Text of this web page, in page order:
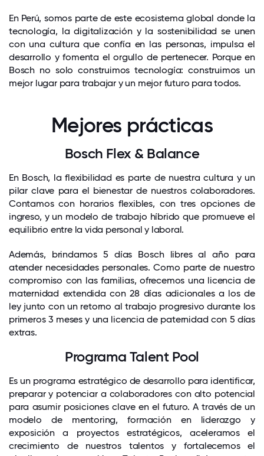
En Perú, somos parte de este ecosistema global donde la
tecnología, la digitalización y la sostenibilidad se unen
con una cultura que confía en las personas, impulsa el
desarrollo y fomenta el orgullo de pertenecer. Porque en
Bosch no solo construimos tecnología: construimos un
mejor lugar para trabajar y un mejor futuro para todos.
Mejores prácticas
Bosch Flex & Balance
En Bosch, la flexibilidad es parte de nuestra cultura y un
pilar clave para el bienestar de nuestros colaboradores.
Contamos con horarios flexibles, con tres opciones de
ingreso, y un modelo de trabajo híbrido que promueve el
equilibrio entre la vida personal y laboral.
Además, brindamos 5 días Bosch libres al año para
atender necesidades personales. Como parte de nuestro
compromiso con las familias, ofrecemos una licencia de
maternidad extendida con 28 días adicionales a los de
ley junto con un retorno al trabajo progresivo durante los
primeros 3 meses y una licencia de paternidad con 5 días
extras.
Programa Talent Pool
Es un programa estratégico de desarrollo para identificar,
preparar y potenciar a colaboradores con alto potencial
para asumir posiciones clave en el futuro. A través de un
modelo de mentoring, formación en liderazgo y
exposición a proyectos estratégicos, aceleramos el
crecimiento de nuestros talentos y fortalecemos el